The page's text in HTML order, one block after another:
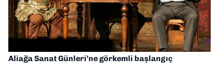
Aliağa Sanat Günleri’ne görkemli başlangıç